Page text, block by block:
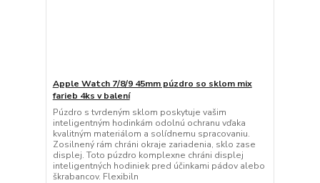
Apple Watch 7/8/9 45mm púzdro so sklom mix
farieb 4ks v balení
Púzdro s tvrdeným sklom poskytuje vašim
inteligentným hodinkám odolnú ochranu vďaka
kvalitným materiálom a solídnemu spracovaniu.
Zosilnený rám chráni okraje zariadenia, sklo zase
displej. Toto púzdro komplexne chráni displej
inteligentných hodiniek pred účinkami pádov alebo
škrabancov. Flexibiln